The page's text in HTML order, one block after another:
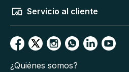
Servicio al cliente
¿Quiénes somos?